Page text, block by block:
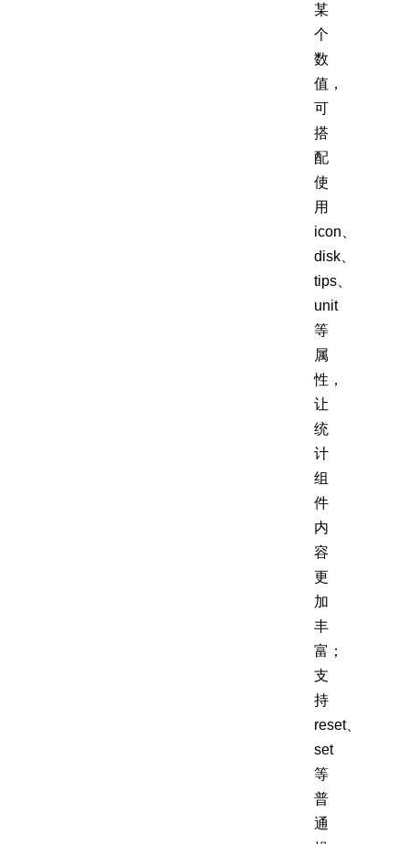
某
个
数
值，
可
搭
配
使
用
icon、
disk、
tips、
unit
等
属
性，
让
统
计
组
件
内
容
更
加
丰
富；
支
持
reset、
set
等
普
通